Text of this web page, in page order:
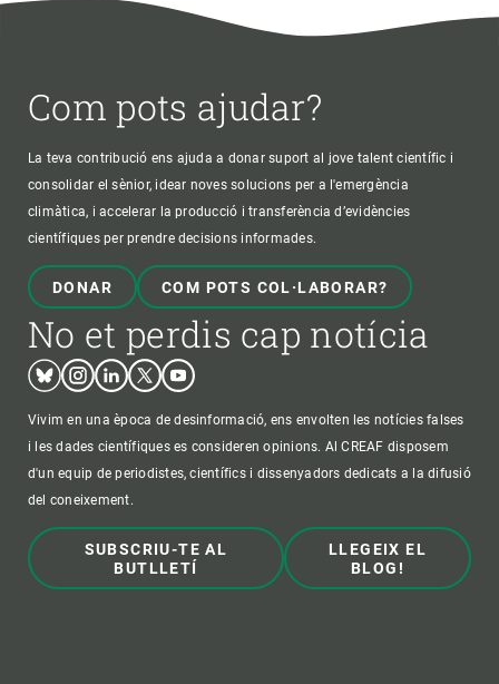
Com pots ajudar?
La teva contribució ens ajuda a donar suport al jove talent científic i
consolidar el sènior, idear noves solucions per a l'emergència
climàtica, i accelerar la producció i transferència d’evidències
científiques per prendre decisions informades.
DONAR COM POTS COL·LABORAR?
No et perdis cap notícia
BlueskyInstagram
LinkedinTwitterYoutube
Vivim en una època de desinformació, ens envolten les notícies falses
i les dades científiques es consideren opinions. Al CREAF disposem
d'un equip de periodistes, científics i dissenyadors dedicats a la difusió
del coneixement.
SUBSCRIU-TE AL
BUTLLETÍ
LLEGEIX EL
BLOG!